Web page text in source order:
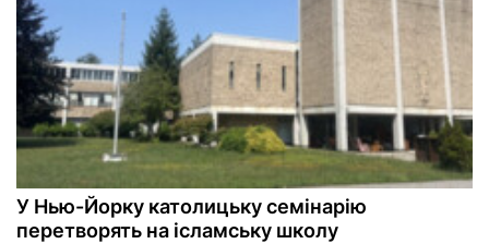
У Нью-Йорку католицьку семінарію
перетворять на ісламську школу